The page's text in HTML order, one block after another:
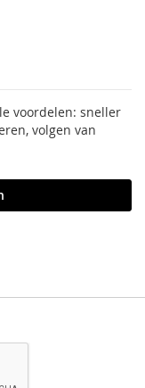
voordelen: sneller
volgen van